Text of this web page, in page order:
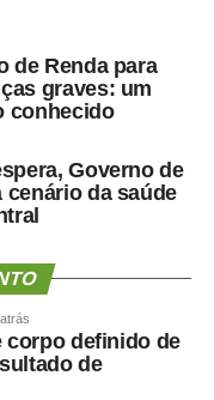
de Renda para
graves: um
conhecido
Governo de
cenário da saúde
corpo definido de
de